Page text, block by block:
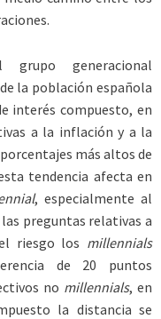
grupo generacional
la población española
interés compuesto, en
a la inflación y a la
más altos de
tendencia afecta en
, especialmente al
preguntas relativas a
riesgo los millennials
de 20 puntos
no millennials, en
la distancia se